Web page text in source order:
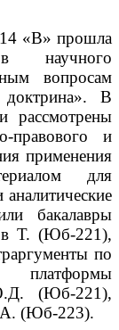
14 «В» прошла
научного
вопросам
доктрина». В
рассмотрены
правового и
применения
для
бакалавры
Т. (Юб-221),
по
платформы
(Юб-221),
(Юб-223).